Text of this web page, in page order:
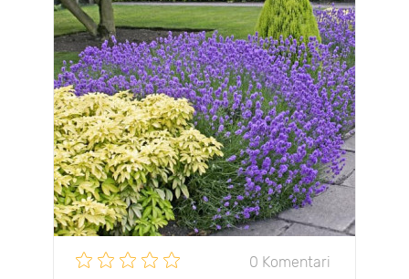
0 Komentari